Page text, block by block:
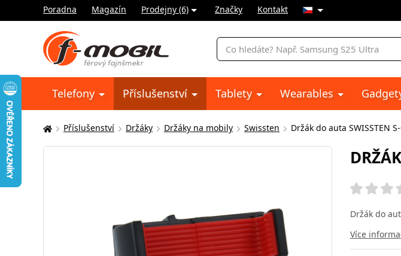
Poradna Magazín Prodejny (6) Značky Kontakt
Vyhledávání
Telefony Příslušenství Tablety Wearables
Zde
se
Příslušenství Držáky Držáky na mobily Swissten Držák do auta SWISSTEN S-
Držák do
Více